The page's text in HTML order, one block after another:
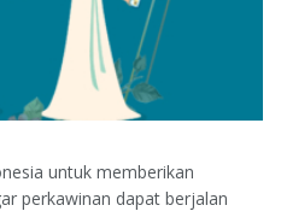
untuk memberikan
perkawinan dapat berjalan